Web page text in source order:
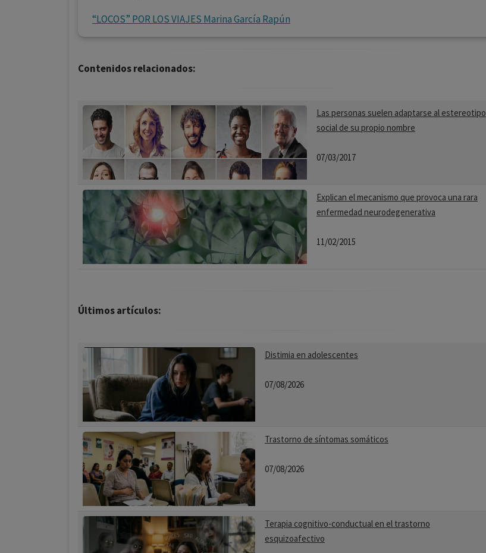
“LOCOS” POR LOS VIAJES Marina García Rapún
Contenidos relacionados:
Las personas suelen adaptarse al estereotipo
social de su propio nombre
07/03/2017
Explican el mecanismo que provoca una rara
enfermedad neurodegenerativa
11/02/2015
Últimos artículos:
Distimia en adolescentes
07/08/2026
Trastorno de síntomas somáticos
07/08/2026
Terapia cognitivo-conductual en el trastorno
esquizoafectivo